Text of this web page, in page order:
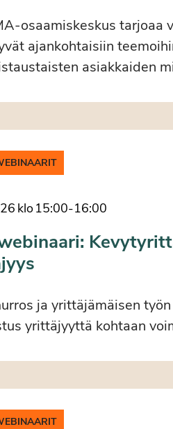
osaamiskeskus tarjoaa
ajankohtaisiin
asiakkaiden
klo15:00-16:00
ja yrittäjämäisen
yrittäjyyttä kohtaan